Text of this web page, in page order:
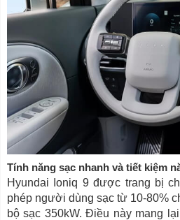
Tính năng sạc nhanh và tiết kiệm
Hyundai Ioniq 9 được trang bị
phép người dùng sạc từ 10-80%
bộ sạc 350kW. Điều này mang